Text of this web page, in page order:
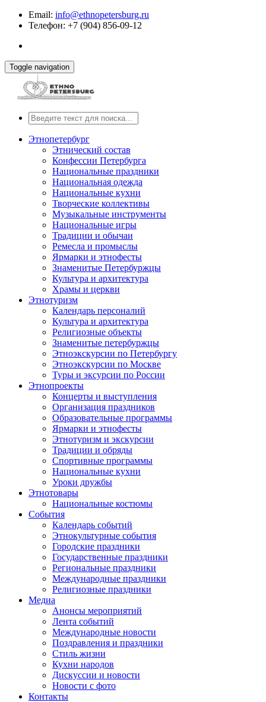
Email: info@ethnopetersburg.ru
Телефон: +7 (904) 856-09-12
Toggle navigation
Этнопетербург
Этнический состав
Конфессии Петербурга
Национальные праздники
Национальная одежда
Национальные кухни
Творческие коллективы
Музыкальные инструменты
Национальные игры
Традиции и обычаи
Ремесла и промыслы
Ярмарки и этнофесты
Знаменитые Петербуржцы
Культура и архитектура
Храмы и церкви
Этнотуризм
Календарь персоналий
Культура и архитектура
Религиозные объекты
Знаменитые петербуржцы
Этноэкскурсии по Петербургу
Этноэкскурсии по Москве
Туры и эксурсии по России
Этнопроекты
Концерты и выступления
Организация праздников
Образовательные программы
Ярмарки и этнофесты
Этнотуризм и экскурсии
Традиции и обряды
Спортивные программы
Национальные кухни
Уроки дружбы
Этнотовары
Национальные костюмы
События
Календарь событий
Этнокультурные события
Городские праздники
Государственные праздники
Региональные праздники
Международные праздники
Религиозные праздники
Медиа
Анонсы мероприятий
Лента событий
Международные новости
Поздравления и праздники
Cтиль жизни
Кухни народов
Дискуссии и новости
Новости с фото
Контакты